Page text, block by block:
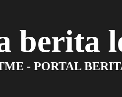
berita
- PORTAL